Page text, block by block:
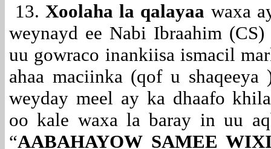
13.Xoolaha la qalayaa waxa
weynayd ee Nabi Ibraahim
uu gowraco inankiisa ismacil
ahaa maciinka (qof u
weyday meel ay ka dhaafo
oo kale waxa la baray in uu
“AABAHAYOW SAMEE